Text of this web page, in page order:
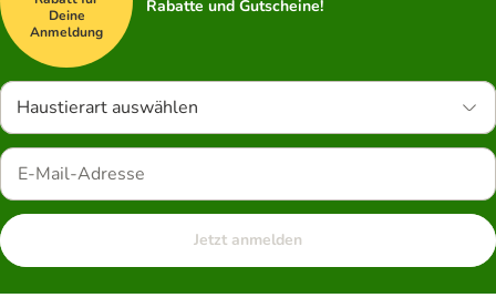
Deine
Anmeldung
Rabatte und Gutscheine!
Haustierart auswählen
Jetzt anmelden